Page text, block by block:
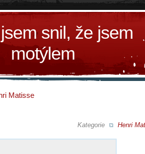
snil, že jsem
motýlem
Matisse
Kategorie Henri